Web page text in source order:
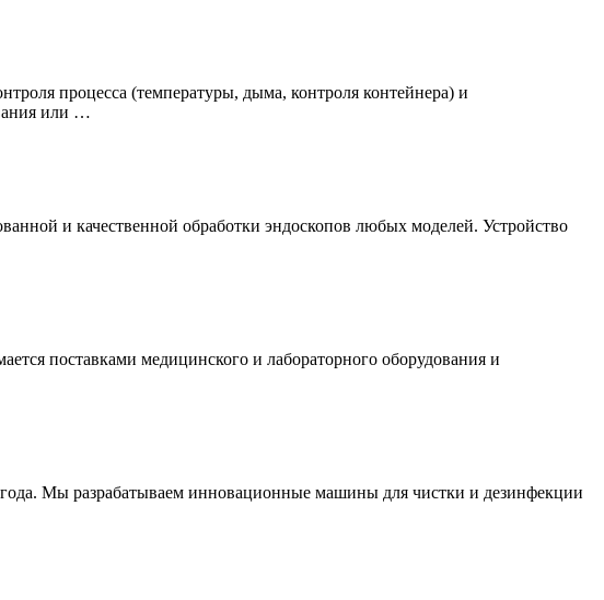
процесса (температуры, дыма, контроля контейнера) и
или …
и качественной обработки эндоскопов любых моделей. Устройство
поставками медицинского и лабораторного оборудования и
Мы разрабатываем инновационные машины для чистки и дезинфекции